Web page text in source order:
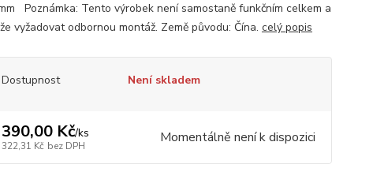
Poznámka: Tento výrobek není samostaně funkčním celkem a
vyžadovat odbornou montáž. Země původu: Čína. celý popis
Dostupnost Není skladem
390,00 Kč/ks
322,31 Kč bez DPH Momentálně není k dispozici